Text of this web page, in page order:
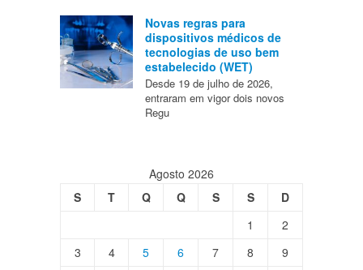
Novas regras para
dispositivos médicos de
tecnologias de uso bem
estabelecido (WET)
Desde 19 de julho de 2026,
entraram em vigor dois novos
Regu
Agosto 2026
S
T Q Q S S
D
1
2
3
4 5 6 7 8
9